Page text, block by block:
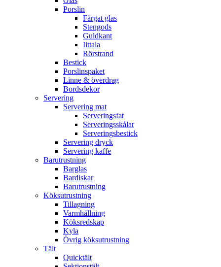
Porslin
Färgat glas
Stengods
Guldkant
Iittala
Rörstrand
Bestick
Porslinspaket
Linne & överdrag
Bordsdekor
Servering
Servering mat
Serveringsfat
Serveringsskålar
Serveringsbestick
Servering dryck
Servering kaffe
Barutrustning
Barglas
Bardiskar
Barutrustning
Köksutrustning
Tillagning
Varmhållning
Köksredskap
Kyla
Övrig köksutrustning
Tält
Quicktält